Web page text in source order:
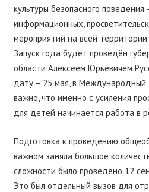
культуры безопасного поведения
информационных,
мероприятий на всей территории
Запуск года будет проведён
области Алексеем Юрьевичем
дату – 25 мая, в
важно, что именно с усиления
для детей начинается работа в
Подготовка к проведению
важном заняла большое
сложности было проведено 12
Это был отдельный вызов для